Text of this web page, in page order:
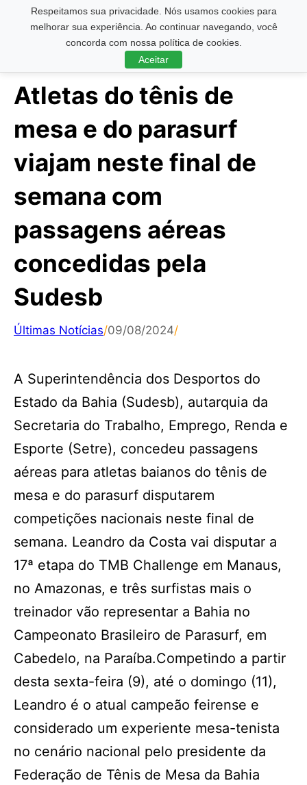
Respeitamos sua privacidade. Nós usamos cookies para
melhorar sua experiência. Ao continuar navegando, você
concorda com nossa política de cookies.
Aceitar
Pesquisar ...
Atletas do tênis de
mesa e do parasurf
viajam neste final de
semana com
passagens aéreas
concedidas pela
Sudesb
Últimas Notícias/09/08/2024/
A Superintendência dos Desportos do
Estado da Bahia (Sudesb), autarquia da
Secretaria do Trabalho, Emprego, Renda e
Esporte (Setre), concedeu passagens
aéreas para atletas baianos do tênis de
mesa e do parasurf disputarem
competições nacionais neste final de
semana. Leandro da Costa vai disputar a
17ª etapa do TMB Challenge em Manaus,
no Amazonas, e três surfistas mais o
treinador vão representar a Bahia no
Campeonato Brasileiro de Parasurf, em
Cabedelo, na Paraíba.Competindo a partir
desta sexta-feira (9), até o domingo (11),
Leandro é o atual campeão feirense e
considerado um experiente mesa-tenista
no cenário nacional pelo presidente da
Federação de Tênis de Mesa da Bahia